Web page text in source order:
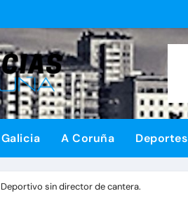
Galicia A Coruña Deportes
Deportivo sin director de cantera.